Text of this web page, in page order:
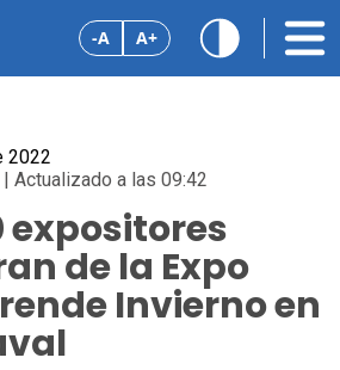
-A A+
2022
Actualizado a las 09:42
expositores
de la Expo
Invierno en